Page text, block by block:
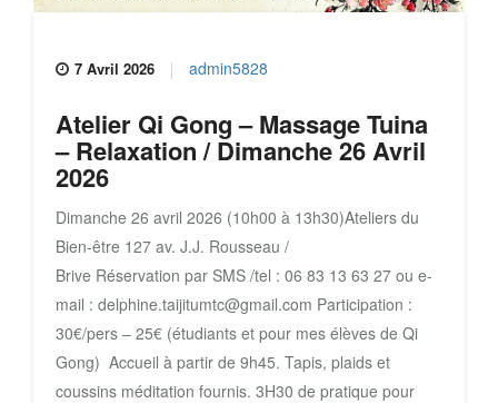
7 Avril 2026 admin5828
Atelier Qi Gong – Massage Tuina
– Relaxation / Dimanche 26 Avril
2026
Dimanche 26 avril 2026 (10h00 à 13h30)Ateliers du
Bien-être 127 av. J.J. Rousseau /
Brive Réservation par SMS /tel : 06 83 13 63 27 ou e-
mail : delphine.taijitumtc@gmail.com Participation :
30€/pers – 25€ (étudiants et pour mes élèves de Qi
Gong) Accueil à partir de 9h45. Tapis, plaids et
coussins méditation fournis. 3H30 de pratique pour